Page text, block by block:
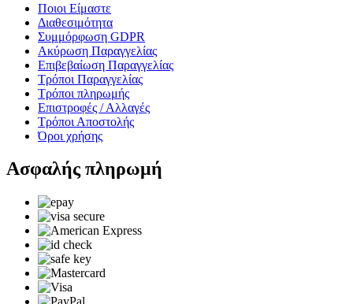
Ποιοι Είμαστε
Διαθεσιμότητα
Συμμόρφωση GDPR
Ακύρωση Παραγγελίας
Επιβεβαίωση Παραγγελίας
Τρόποι Παραγγελίας
Τρόποι πληρωμής
Επιστροφές / Αλλαγές
Τρόποι Αποστολής
Όροι χρήσης
Ασφαλής πληρωμή